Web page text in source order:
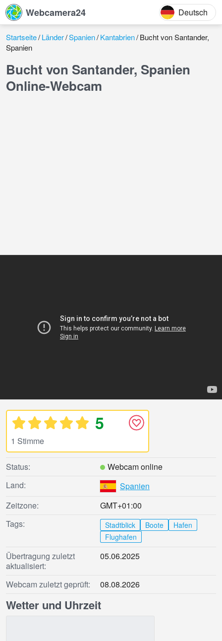
Webcamera24 Deutsch
Startseite Länder Spanien Kantabrien Bucht von Santander,
Spanien
Bucht von Santander, Spanien
Online-Webcam
5
1 Stimme
Status:
Webcam online
Land:
Spanien
Zeitzone:
GMT+01:00
Tags:
Stadtblick Boote
Hafen
Flughafen
Übertragung zuletzt
aktualisiert:
05.06.2025
Webcam zuletzt geprüft: 08.08.2026
Wetter und Uhrzeit